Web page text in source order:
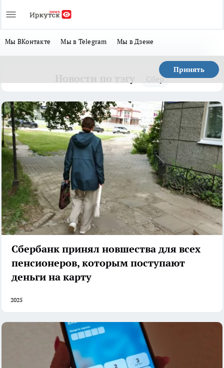
Мы ВКонтакте Мы в Telegram Мы в Дзене
Принять
Сбер
Сбербанк принял новшества для всех
пенсионеров, которым поступают
деньги на карту
2025